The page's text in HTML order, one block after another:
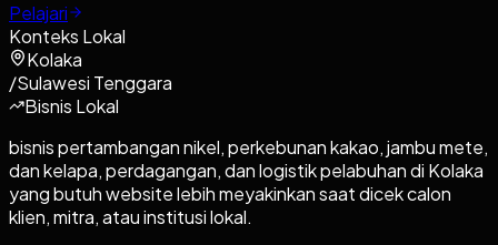
Pelajari
Konteks Lokal
Kolaka
/Sulawesi Tenggara
Bisnis Lokal
bisnis pertambangan nikel, perkebunan kakao, jambu mete,
dan kelapa, perdagangan, dan logistik pelabuhan di Kolaka
yang butuh website lebih meyakinkan saat dicek calon
klien, mitra, atau institusi lokal.